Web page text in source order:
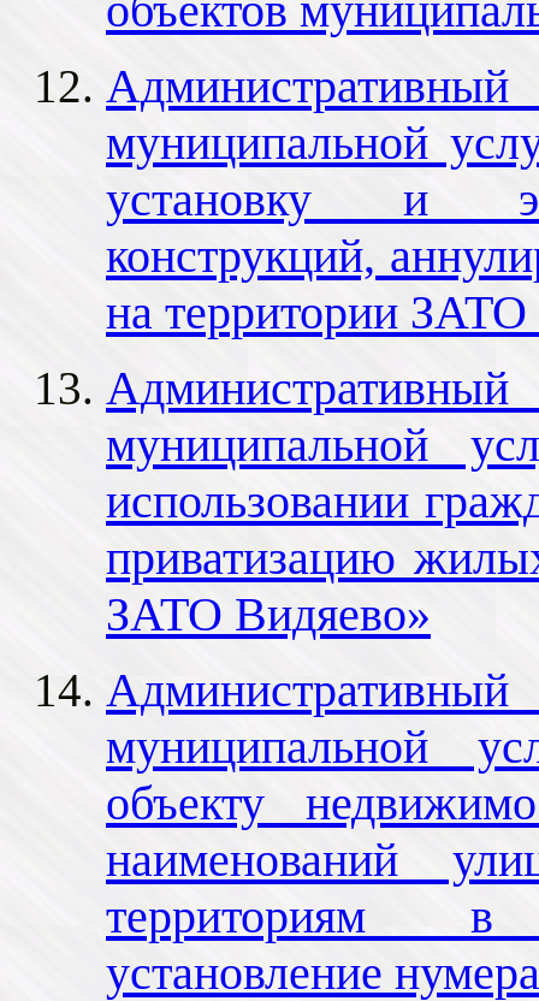
Административный
муниципальной
установку и
конструкций,
на территории
Административный
муниципальной
использовании
приватизацию
ЗАТО Видяево»
Административный
муниципальной
объекту
наименований
территориям в
установление